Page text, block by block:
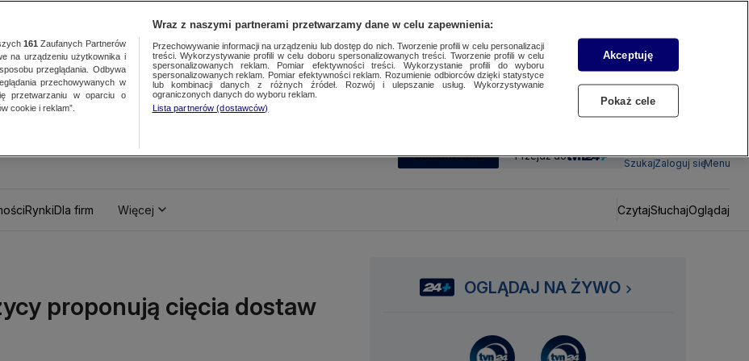
SUBSKRYBUJ Przejdź do
SzukajZaloguj sięMenu
RynkiDla firm Więcej CzytajSłuchajOglądaj
proponują cięcia dostaw
OGLĄDAJ NA ŻYWO
161 Zaufanych Partnerów
na urządzeniu użytkownika i
przeglądania. Odbywa
przechowywanych w
przetwarzaniu w oparciu o
cookie i reklam”.
Wraz z naszymi partnerami przetwarzamy dane w celu zapewnienia:
Przechowywanie informacji na urządzeniu lub dostęp do nich. Tworzenie profili w celu personalizacji
treści. Wykorzystywanie profili w celu doboru spersonalizowanych treści. Tworzenie profili w celu
spersonalizowanych reklam. Pomiar efektywności treści. Wykorzystanie profili do wyboru
spersonalizowanych reklam. Pomiar efektywności reklam. Rozumienie odbiorców dzięki statystyce
lub kombinacji danych z różnych źródeł. Rozwój i ulepszanie usług. Wykorzystywanie
ograniczonych danych do wyboru reklam.
Lista partnerów (dostawców)
Akceptuję
Pokaż cele